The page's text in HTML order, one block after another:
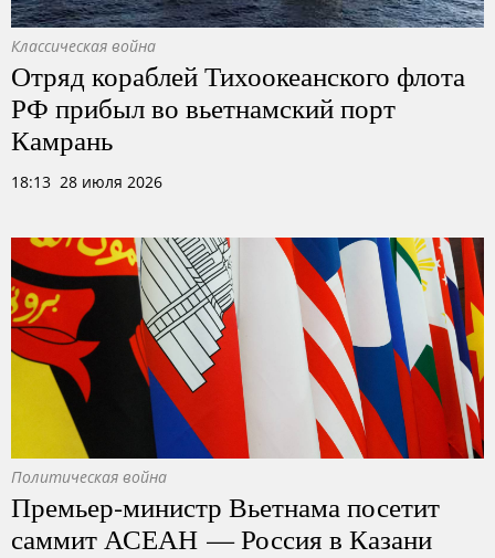
Классическая война
Отряд кораблей Тихоокеанского флота
РФ прибыл во вьетнамский порт
Камрань
18:13 28 июля 2026
Политическая война
Премьер-министр Вьетнама посетит
саммит АСЕАН — Россия в Казани